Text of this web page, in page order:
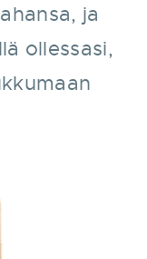
ja
ollessasi,